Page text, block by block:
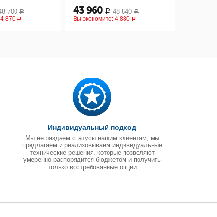
700 Р
4 870 Р
43 960 Р 48 840 Р
Вы экономите: 4 880 Р
Индивидуальный подход
Мы не раздаем статусы нашим клиентам, мы
предлагаем и реализовываем индивидуальные
технические решения, которые позволяют
умеренно распорядится бюджетом и получить
только востребованные опции